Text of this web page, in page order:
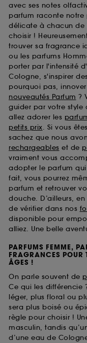
avec ses notes
parfum raconte notre
délicate à chacun de
choisir !
trouver sa fragrance
ou les parfums
porter par l'intensité
Cologne, s'inspirer des
pourquoi pas,
nouveautés Parfum ?
guider par votre style
allez adorer les
petits prix. Si vous
sachez que nous
rechargeables et de
vraiment vous
adopter le parfum qui
fait, vous pourrez
parfum et retrouver
douche. D’ailleurs,
de vérifier dans nos
disponible pour
alliez. Une belle
PARFUMS FEMME,
FRAGRANCES POUR
ÂGES !
On parle souvent de
Ce qui les différencie
léger, plus floral ou
sera plus boisé ou
règle pour choisir !
masculin, tandis
d’une eau de